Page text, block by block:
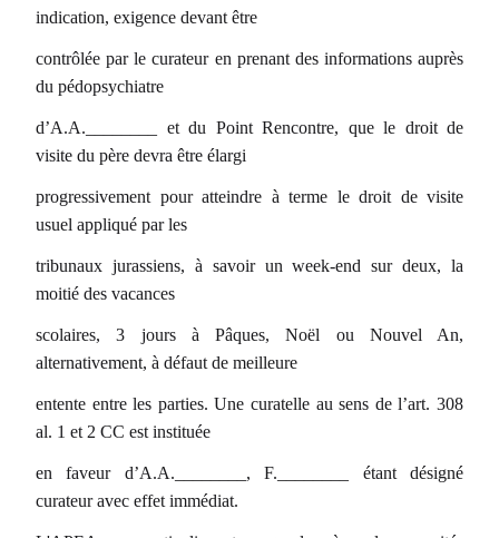
indication, exigence devant être
contrôlée par le curateur en prenant des informations auprès
du pédopsychiatre
d’A.A.________ et du Point Rencontre, que le droit de
visite du père devra être élargi
progressivement pour atteindre à terme le droit de visite
usuel appliqué par les
tribunaux jurassiens, à savoir un week-end sur deux, la
moitié des vacances
scolaires, 3 jours à Pâques, Noël ou Nouvel An,
alternativement, à défaut de meilleure
entente entre les parties. Une curatelle au sens de l’art. 308
al. 1 et 2 CC est instituée
en faveur d’A.A.________, F.________ étant désigné
curateur avec effet immédiat.